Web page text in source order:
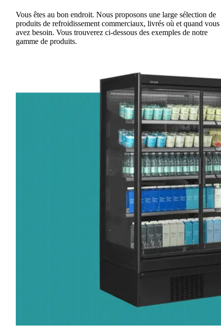
Vous êtes au bon endroit. Nous proposons une large sélection de
produits de refroidissement commerciaux, livrés où et quand vous
avez besoin. Vous trouverez ci-dessous des exemples de notre
gamme de produits.